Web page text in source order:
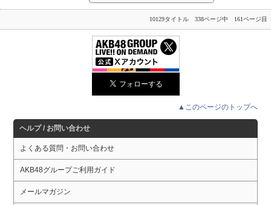
10129タイトル 338ページ中 161ページ目
▲このページのトップへ
ヘルプ / お問い合わせ
よくある質問・お問い合わせ
AKB48グループご利用ガイド
メールマガジン